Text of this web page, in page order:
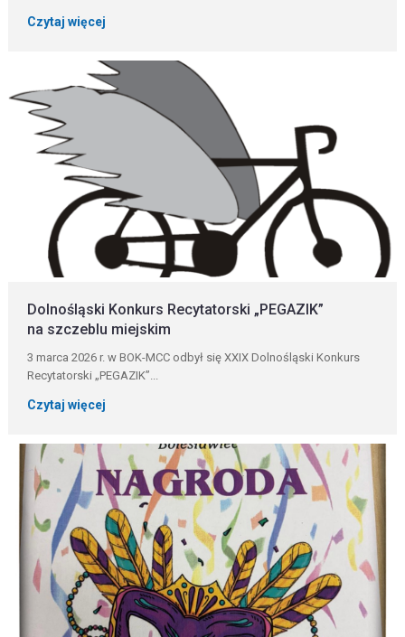
Czytaj więcej
Dolnośląski Konkurs Recytatorski „PEGAZIK”
na szczeblu miejskim
3 marca 2026 r. w BOK-MCC odbył się XXIX Dolnośląski Konkurs
Recytatorski „PEGAZIK”...
Czytaj więcej